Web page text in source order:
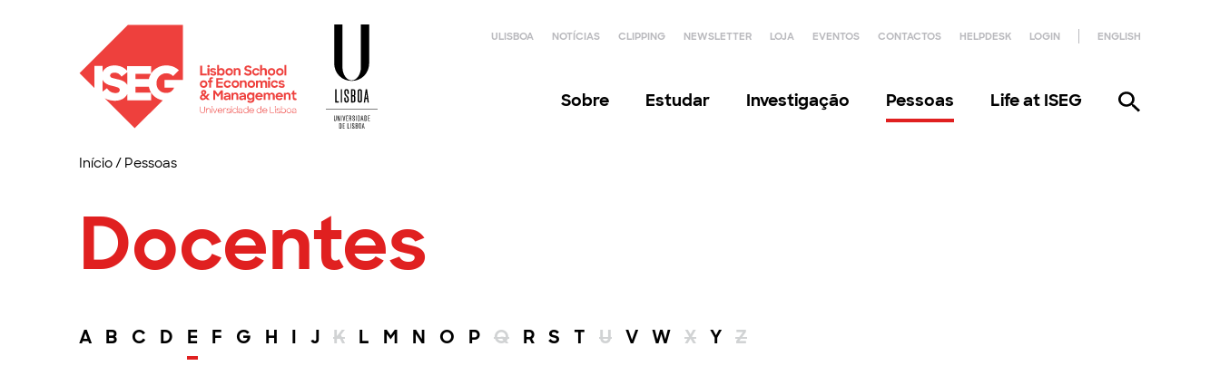
ULISBOA NOTÍCIAS CLIPPING NEWSLETTER LOJA EVENTOS CONTACTOS HELPDESK LOGIN ENGLISH
Sobre Estudar Investigação Pessoas Life at ISEG
Início/ Pessoas
Docentes
A B C D E F G H I J K L M N O P Q R S T U V W X Y Z